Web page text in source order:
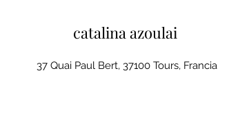
catalina azoulai
37 Quai Paul Bert, 37100 Tours, Francia